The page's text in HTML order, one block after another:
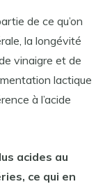
de ce qu’on
la longévité
vinaigre et de
lactique
à l’acide
acides au
ce qui en